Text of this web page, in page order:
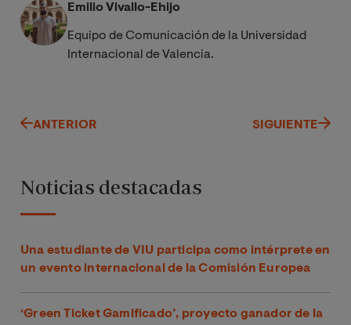
Emilio Vivallo-Ehijo
Equipo de Comunicación de la Universidad
Internacional de Valencia.
ANTERIOR SIGUIENTE
Noticias destacadas
Una estudiante de VIU participa como intérprete en
un evento internacional de la Comisión Europea
‘Green Ticket Gamificado’, proyecto ganador de la